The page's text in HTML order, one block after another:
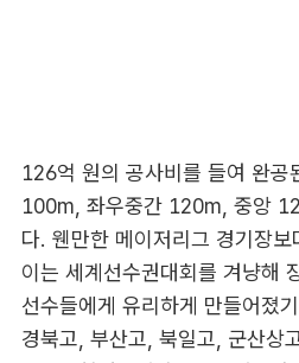
126억 원의 공사비를 들여 완공
100m, 좌우중간 120m, 중앙
다. 웬만한 메이저리그 경기장
이는 세계선수권대회를 겨냥해
선수들에게 유리하게 만들어졌
경북고, 부산고, 북일고, 군산상